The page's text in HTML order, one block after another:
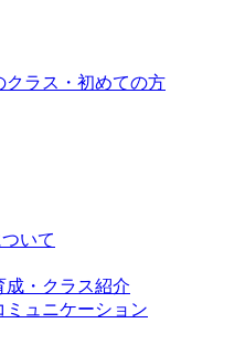
クラス・初めての方
いて
成・クラス紹介
ュニケーション